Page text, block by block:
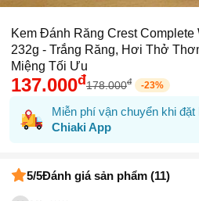
Kem Đánh Răng Crest
232g - Trắng Răng, Hơi Thở
Miệng Tối Ưu
137.000đ178.000đ -23%
Miễn phí vận chuyển khi đặt
Chiaki App
5/5Đánh giá sản phẩm (11)